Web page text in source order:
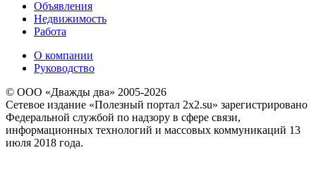
Объявления
Недвижимость
Работа
О компании
Руководство
© ООО «Дважды два» 2005-2026
Сетевое издание «Полезный портал 2x2.su» зарегистрировано
Федеральной службой по надзору в сфере связи,
информационных технологий и массовых коммуникаций 13
июля 2018 года.